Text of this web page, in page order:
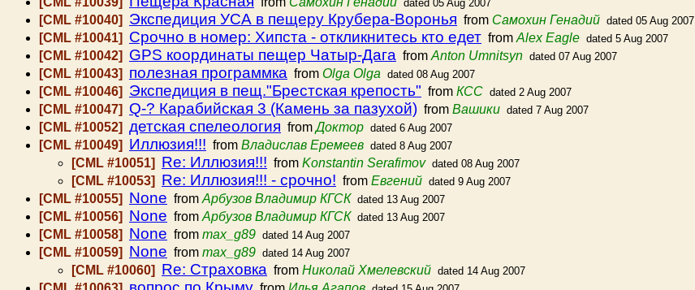
dated 05 Aug 2007
[CML #10040] Экспедиция УСА в пещеру Крубера-Воронья from Самохин Генадий dated 05 Aug 2007
[CML #10041] Срочно в номер: Хипста - откликнитесь кто едет from Alex Eagle dated 5 Aug 2007
[CML #10042] GPS координаты пещер Чатыр-Дага from Anton Umnitsyn dated 07 Aug 2007
[CML #10043] полезная программка from Olga Olga dated 08 Aug 2007
[CML #10046] Экспедиция в пещ."Брестская крепость" from КСС dated 2 Aug 2007
[CML #10047] Q-? Карабийская 3 (Камень за пазухой) from Вашики dated 7 Aug 2007
[CML #10052] детская спелеология fromДоктор dated 6 Aug 2007
[CML #10049] Иллюзия!!! from Владислав Еремеев dated 8 Aug 2007
[CML #10051] Re: Иллюзия!!! from Konstantin Serafimov dated 08 Aug 2007
[CML #10053] Re: Иллюзия!!! - срочно! from Евгений dated 9 Aug 2007
[CML #10055] None from Арбузов Владимир КГСК dated 13 Aug 2007
[CML #10056] None from Арбузов Владимир КГСК dated 13 Aug 2007
[CML #10058] None from max_g89 dated 14 Aug 2007
[CML #10059] None from max_g89 dated 14 Aug 2007
[CML #10060] Re: Страховка from Николай Хмелевский dated 14 Aug 2007